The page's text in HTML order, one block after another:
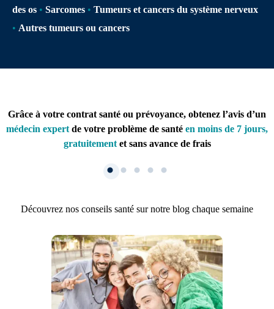
des os • Sarcomes • Tumeurs et cancers du système nerveux
• Autres tumeurs ou cancers
Grâce à votre contrat santé ou prévoyance, obtenez l’avis d’un
médecin expert de votre problème de santé en moins de 7 jours,
gratuitementet sans avance de frais
1. Inscription
Découvrez nos conseils santé sur notre blog chaque semaine